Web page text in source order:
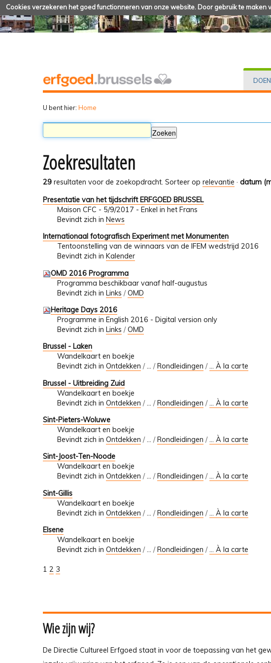
Cookies verzekeren het goed functionneren van onze website. Door gebruik te maken
DOEN
U bent hier: Home
Zoekresultaten
29 resultaten voor de zoekopdracht. Sorteer op relevantie · datum
Presentatie van het tijdschrift ERFGOED BRUSSEL
Maison CFC - 5/9/2017 - Enkel in het Frans
Bevindt zich in News
Internationaal fotografisch Experiment met Monumenten
Tentoonstelling van de winnaars van de IFEM wedstrijd 2016
Bevindt zich in Kalender
OMD 2016 Programma
Programma beschikbaar vanaf half-augustus
Bevindt zich in Links /OMD
Heritage Days 2016
Programme in English 2016 - Digital version only
Bevindt zich in Links /OMD
Brussel - Laken
Wandelkaart en boekje
Bevindt zich in Ontdekken /… /Rondleidingen /... À la carte
Brussel - Uitbreiding Zuid
Wandelkaart en boekje
Bevindt zich in Ontdekken /… /Rondleidingen /... À la carte
Sint-Pieters-Woluwe
Wandelkaart en boekje
Bevindt zich in Ontdekken /… /Rondleidingen /... À la carte
Sint-Joost-Ten-Noode
Wandelkaart en boekje
Bevindt zich in Ontdekken /… / Rondleidingen /... À la carte
Sint-Gillis
Wandelkaart en boekje
Bevindt zich in Ontdekken /… /Rondleidingen /... À la carte
Elsene
Wandelkaart en boekje
Bevindt zich in Ontdekken /… /Rondleidingen /... À la carte
1 2 3
Wie zijn wij?
De Directie Cultureel Erfgoed staat in voor de toepassing van het